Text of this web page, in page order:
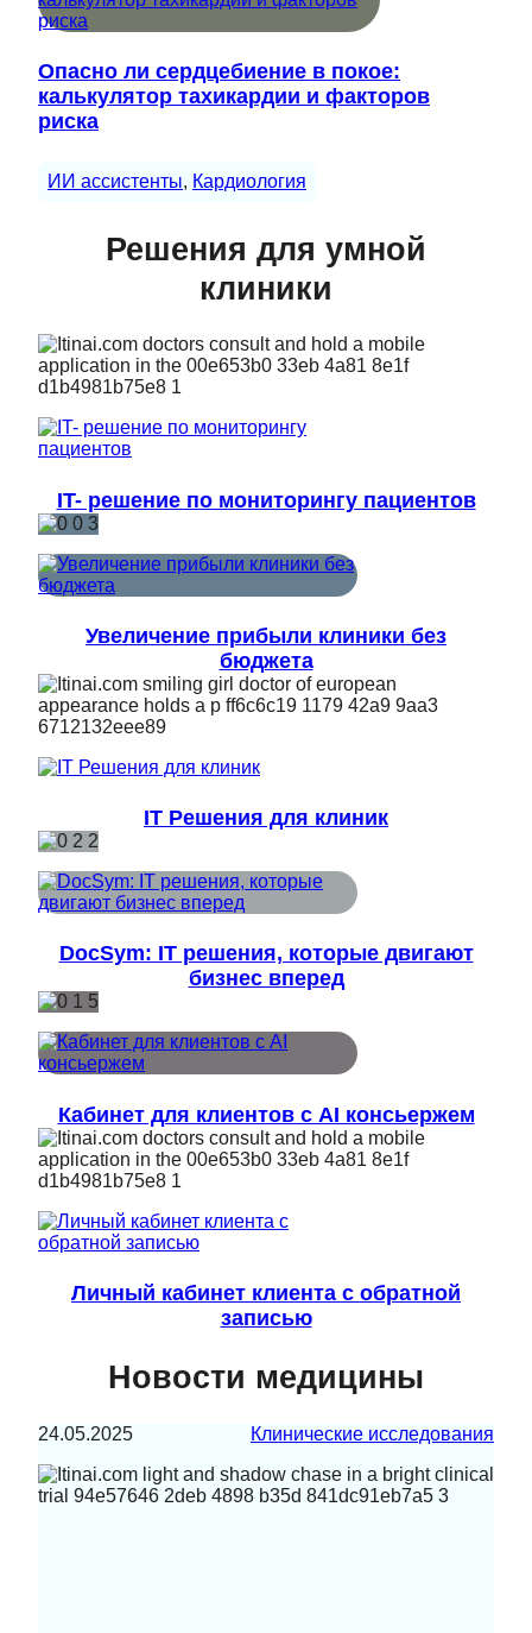
Опасно ли сердцебиение в покое:
калькулятор тахикардии и факторов
риска
ИИ ассистенты, Кардиология
Решения для умной
клиники
IT- решение по мониторингу пациентов
Увеличение прибыли клиники без
бюджета
IT Решения для клиник
DocSym: IT решения, которые двигают
бизнес вперед
Кабинет для клиентов с AI консьержем
Личный кабинет клиента с обратной
записью
Новости медицины
24.05.2025 Клинические исследования